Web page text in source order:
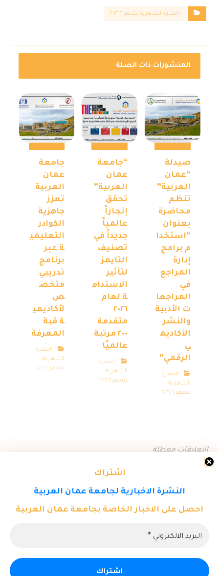
اشتراك
النشرة الاخبارية لجامعة عمان العربية
احصل على الاخبار الخاصة بجامعة عمان العربية
النشرة الشهرية لشهر ٦ ٢٠٢٦
المنشورات ذات الصلة
صيدلة
“عمان
العربية”
تنظم
محاضرة
بعنوان
“استخدا
م برامج
إدارة
المراجع
في
المراجعا
ت الأدبية
والنشر
الأكاديم
ي
الرقمي”
النشرة
الشهرية
لشهر ٦ ٢٠٢٦
“جامعة
عمان
العربية”
تحقق
إنجازاً
عالمياً
جديداً في
تصنيف
التايمز
لتأثير
الاستدام
ة لعام
٢٠٢٦
متقدمة
٢٠٠ مرتبة
عالميًا
النشرة
الشهرية
لشهر ٦ ٢٠٢٦
جامعة
عمان
العربية
تعزز
جاهزية
الكوادر
التعليمي
ة عبر
برنامج
تدريبي
متخص
ص
لأكاديمي
ة قبة
المعرفة
النشرة
الشهرية
لشهر ٦ ٢٠٢٦
التعليقات معطلة.